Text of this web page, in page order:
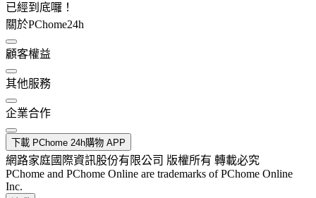
已經到底囉！
關於PChome24h
顧客權益
其他服務
企業合作
下載 PChome 24h購物 APP
網路家庭國際資訊股份有限公司 版權所有 轉載必究
PChome and PChome Online are trademarks of PChome Online
Inc.